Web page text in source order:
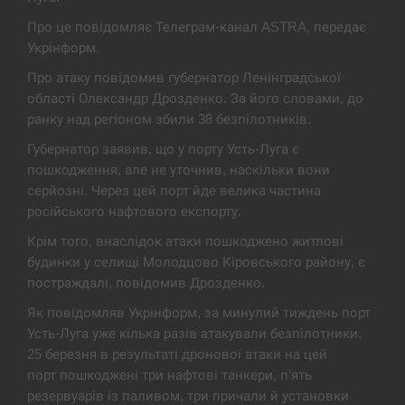
14:53
Экс-послу в США Стефанишиной вручили новое
подозрение и избирают меру…
СЕРПЕНЬ
У Росії розгортається ракетний підрозділ КНДР –
СЕРПЕНЬ
14:23
хотя у партнеров они…
СЕРПЕНЬ
14:10
У Румунії затоплять чотири баржі для
збільшення потоку води до…
СЕРПЕНЬ
Про це повідомляє Телеграм-канал ASTRA, передає
Укрінформ.
Про атаку повідомив губернатор Ленінградської
області Олександр Дрозденко. За його словами, до
ранку над регіоном збили 38 безпілотників.
Губернатор заявив, що у порту Усть-Луга є
пошкодження, але не уточнив, наскільки вони
серйозні. Через цей порт йде велика частина
російського нафтового експорту.
Крім того, внаслідок атаки пошкоджено житлові
будинки у селищі Молодцово Кіровського району, є
постраждалі, повідомив Дрозденко.
Як повідомляв Укрінформ, за минулий тиждень порт
Усть-Луга уже кілька разів атакували безпілотники.
25 березня в результаті дронової атаки на цей
порт пошкоджені три нафтові танкери, п’ять
резервуарів із паливом, три причали й установки